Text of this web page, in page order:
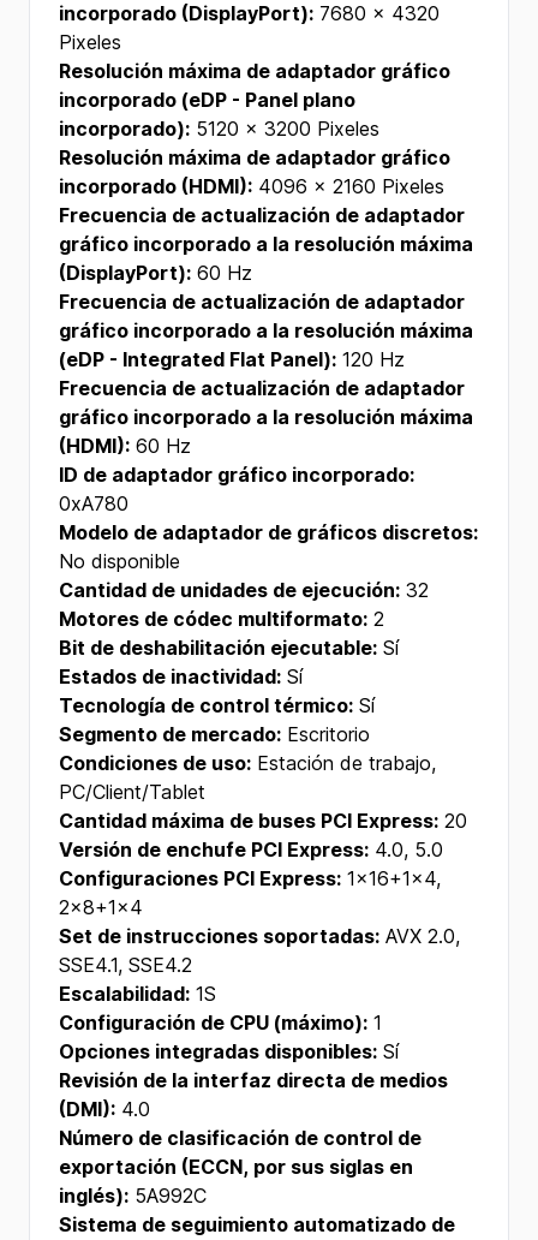
incorporado (DisplayPort): 7680 x 4320
Pixeles
Resolución máxima de adaptador gráfico
incorporado (eDP - Panel plano
incorporado): 5120 x 3200 Pixeles
Resolución máxima de adaptador gráfico
incorporado (HDMI): 4096 x 2160 Pixeles
Frecuencia de actualización de adaptador
gráfico incorporado a la resolución máxima
(DisplayPort): 60 Hz
Frecuencia de actualización de adaptador
gráfico incorporado a la resolución máxima
(eDP - Integrated Flat Panel): 120 Hz
Frecuencia de actualización de adaptador
gráfico incorporado a la resolución máxima
(HDMI): 60 Hz
ID de adaptador gráfico incorporado:
0xA780
Modelo de adaptador de gráficos discretos:
No disponible
Cantidad de unidades de ejecución: 32
Motores de códec multiformato: 2
Bit de deshabilitación ejecutable: Sí
Estados de inactividad: Sí
Tecnología de control térmico: Sí
Segmento de mercado: Escritorio
Condiciones de uso: Estación de trabajo,
PC/Client/Tablet
Cantidad máxima de buses PCI Express: 20
Versión de enchufe PCI Express: 4.0, 5.0
Configuraciones PCI Express: 1x16+1x4,
2x8+1x4
Set de instrucciones soportadas: AVX 2.0,
SSE4.1, SSE4.2
Escalabilidad: 1S
Configuración de CPU (máximo): 1
Opciones integradas disponibles: Sí
Revisión de la interfaz directa de medios
(DMI): 4.0
Número de clasificación de control de
exportación (ECCN, por sus siglas en
inglés): 5A992C
Sistema de seguimiento automatizado de